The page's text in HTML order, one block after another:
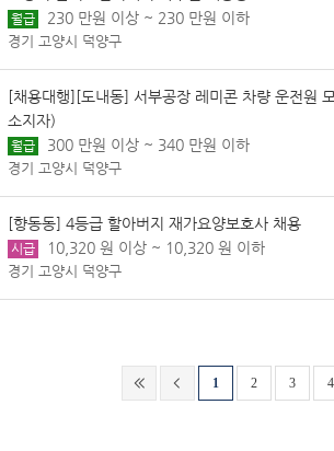
월급 230 만원 이상 ~ 230 만원 이하
경기 고양시 덕양구
[채용대행][도내동] 서부공장 레미콘 차량 운전원
소지자)
월급 300 만원 이상 ~ 340 만원 이하
경기 고양시 덕양구
[향동동] 4등급 할아버지 재가요양보호사 채용
시급 10,320 원 이상 ~ 10,320 원 이하
경기 고양시 덕양구
1 2 3 4